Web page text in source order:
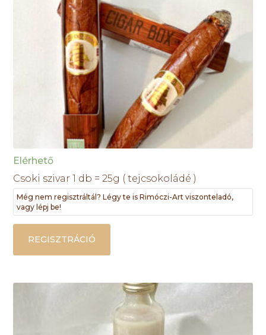
Elérhető
Csoki szivar 1 db = 25g ( tejcsokoládé )
Még nem regisztráltál? Légy te is Rimóczi-Art viszonteladó,
vagy lépj be!
REGISZTRÁCIÓ